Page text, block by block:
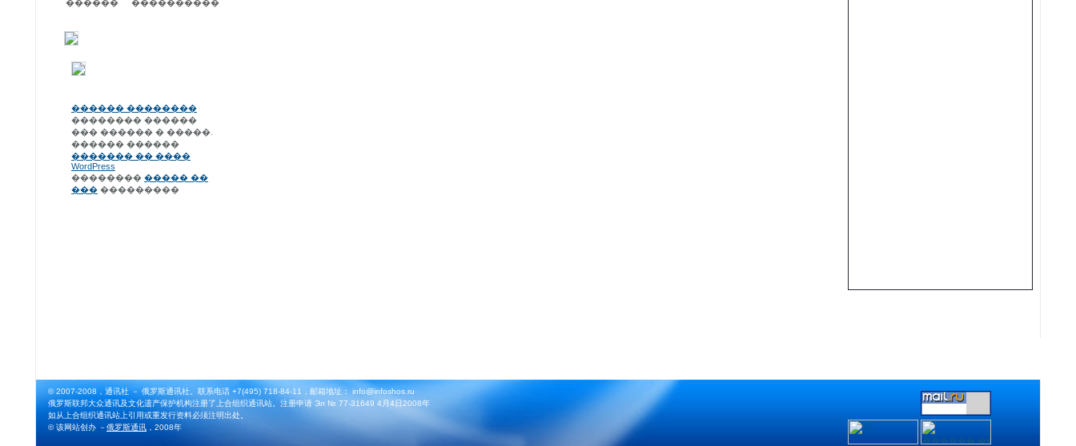
������ ����������
������ ��������
�������� ������
��� ������ � �����.
������ ������
������� �� ����
WordPress
�������� ����� ��
��� ���������
© 2007-2008，通讯社 － 俄罗斯通讯社。联系电话 +7(495) 718-84-11，邮箱地址： info@infoshos.ru
俄罗斯联邦大众通讯及文化遗产保护机构注册了上合组织通讯站。注册申请 Эл № 77-31649 4月4日2008年
如从上合组织通讯站上引用或重发行资料必须注明出处。
© 该网站创办 －俄罗斯通讯 ，2008年